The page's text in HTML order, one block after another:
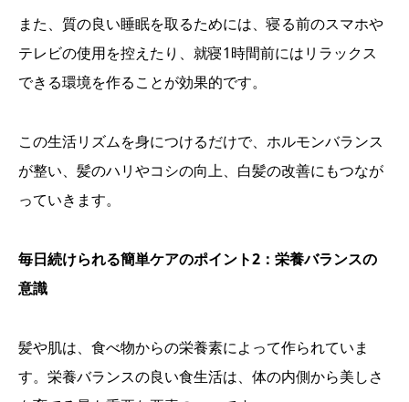
また、質の良い睡眠を取るためには、寝る前のスマホや
テレビの使用を控えたり、就寝1時間前にはリラックス
できる環境を作ることが効果的です。
この生活リズムを身につけるだけで、ホルモンバランス
が整い、髪のハリやコシの向上、白髪の改善にもつなが
っていきます。
毎日続けられる簡単ケアのポイント2：栄養バランスの
意識
髪や肌は、食べ物からの栄養素によって作られていま
す。栄養バランスの良い食生活は、体の内側から美しさ